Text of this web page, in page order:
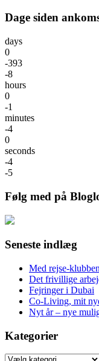
Dage siden
days
0
-393
-8
hours
0
-1
minutes
-4
0
seconds
-4
-5
Følg med på
Seneste indlæg
Med rejse-
Det frivillige
Fejringer i Dubai
Co-Living, mit
Nyt år – nye
Kategorier
Kategorier